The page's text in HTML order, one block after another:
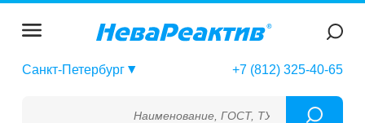
Санкт-Петербург +7 (812) 325-40-65
Наименование, ГОСТ, ТУ, ГСО, МСО, ОСО,